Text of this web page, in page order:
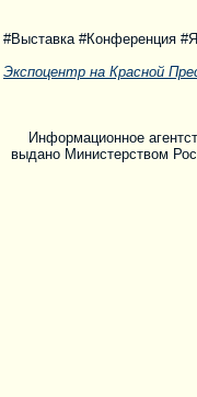
#Выставка #Конференция
Экспоцентр на Красной
Информационное
выдано Министерством